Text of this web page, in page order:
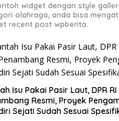
Lampung Jadi
Kerja Sama
dalam Pertemuan
Charles III
widget dengan style
olahraga, anda bisa
recent post wpberita.
Isu Pakai Pasir Laut, DPR
Resmi, Proyek
Sejati Sudah Sesuai